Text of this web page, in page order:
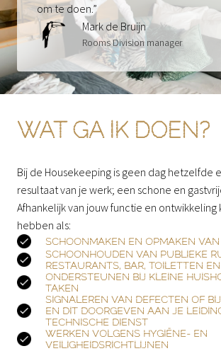
om te doen.”
Mark de Bruijn
Rooms Division manager
WAT GA IK DOEN?
Bij de Housekeeping is geen dag hetzelfde
resultaat van je werk; een schone en
Afhankelijk van jouw functie en ontwikkeling
hebben als:
SCHOONMAKEN EN OPMAKEN
SCHOONHOUDEN VAN PUBLIEKE
RESTAURANTS, BAR, TOILETTEN
ONDERSTEUNEN BIJ KLEINE
TAKEN
SIGNALEREN VAN DEFECTEN OF
EN DIT DOORGEVEN AAN JE
TECHNISCHE DIENST
WERKEN VOLGENS HYGIËNE- EN
VEILIGHEIDSRICHTLIJNEN